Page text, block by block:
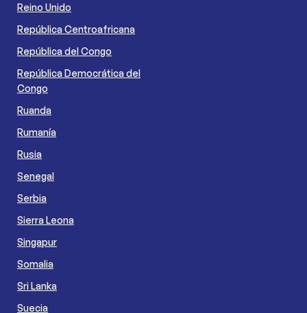
Reino Unido
República Centroafricana
República del Congo
República Democrática del
Congo
Ruanda
Rumanía
Rusia
Senegal
Serbia
Sierra Leona
Singapur
Somalia
Sri Lanka
Suecia